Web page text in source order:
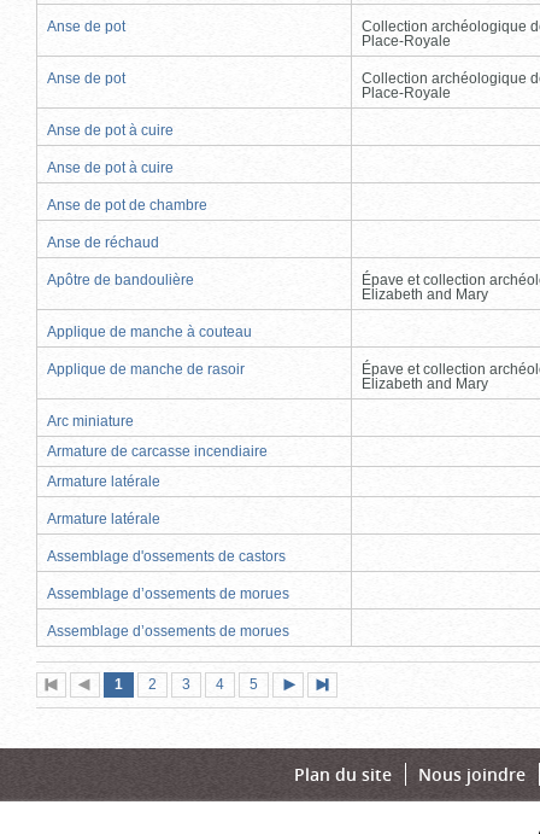
Anse de pot
Collection archéologique
Place-Royale
Anse de pot
Collection archéologique
Place-Royale
Anse de pot à cuire
Anse de pot à cuire
Anse de pot de chambre
Anse de réchaud
Apôtre de bandoulière
Épave et collection
Elizabeth and Mary
Applique de manche à couteau
Applique de manche de rasoir
Épave et collection
Elizabeth and Mary
Arc miniature
Armature de carcasse incendiaire
Armature latérale
Armature latérale
Assemblage d'ossements de castors
Assemblage d’ossements de morues
Assemblage d’ossements de morues
Première
page
Page
précédente
Page
1 (page
actuelle)
Page
2 Page
3 Page
4 Page
5
suivante
page
Plan du site Nous joindre